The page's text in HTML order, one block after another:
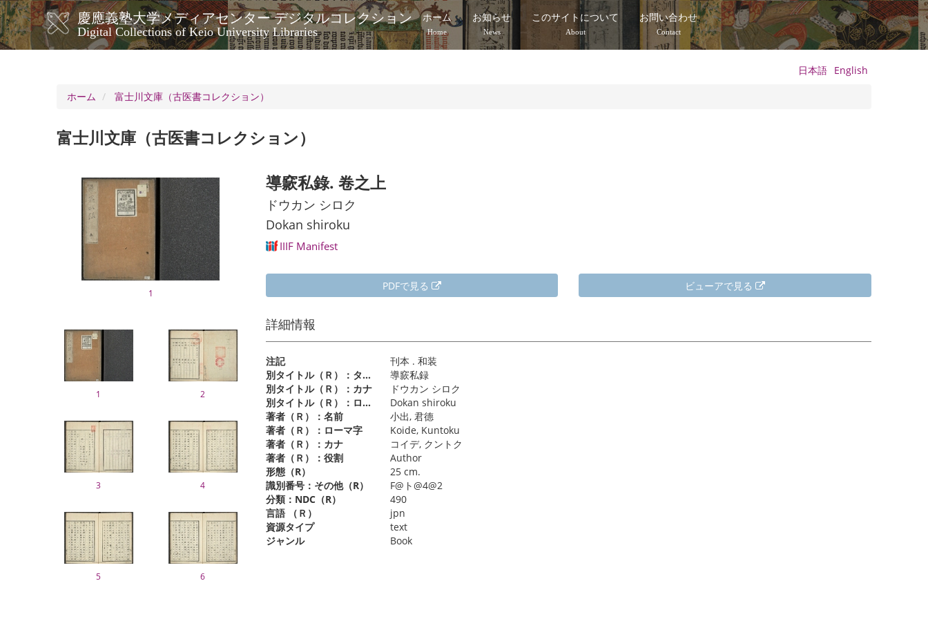
メ
イ
ン
コ
慶應義塾大学メディアセンター デジタルコレクション
Digital Collections of Keio University Libraries
メ
イ
ビ
ー
シ
ホーム
Home
お知らせ
News
このサイトについて
About
お問い合わせ
Contact
日本語 English
ホーム
富士川文庫（古医書コレクション）
富士川文庫（古医書コレクション）
1
1 2
3 4
5 6
導窾私錄. 卷之上
ドウカン シロク
Dokan shiroku
IIIF Manifest
PDFで見る ビューアで見る
詳細情報
注記
刊本 . 和装
別タイトル（Ｒ）：タイトル
導窾私録
別タイトル（Ｒ）：カナ
ドウカン シロク
別タイトル（Ｒ）：ローマ字
Dokan shiroku
著者（Ｒ）：名前
小出, 君德
著者（Ｒ）：ローマ字
Koide, Kuntoku
著者（Ｒ）：カナ
コイデ, クントク
著者（Ｒ）：役割
Author
形態（R）
25 cm.
識別番号：その他（R）
F@ト@4@2
分類：NDC（R）
490
言語 （Ｒ）
jpn
資源タイプ
text
ジャンル
Book